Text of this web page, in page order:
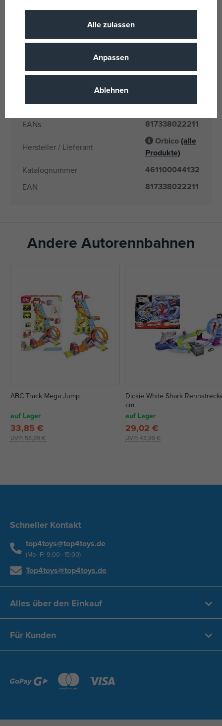
Farbe Mehrfarbig
Produktlinie OK BABY
Herkunftsland CN
EANs 817338022211
Hersteller / Lieferant
Orbico(alle
Produkte)
Katalognummer 461100044132
EAN 817338022211
Andere Autorennbahnen
ABC Track Mega Jump
auf Lager
UVP: 56,99 €
33,85 €
Dickie White Shark
cm
auf Lager
UVP:43,99 €
29,02 €
Schneller Kontakt
top4toys@top4toys.de
(Mo–Fr 9:00–15:00)
Top4toys@top4toys.de
Alles über den Einkauf
Für Kunden
Alle zulassen
Anpassen
Ablehnen